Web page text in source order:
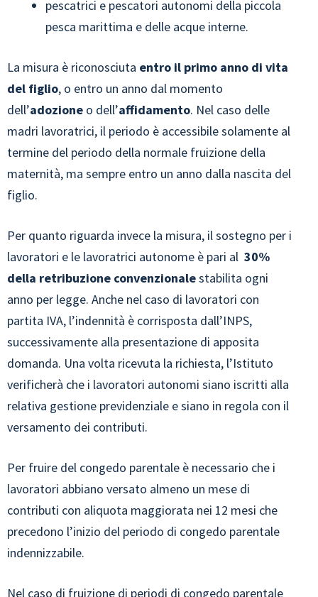
pescatrici e pescatori autonomi della piccola
pesca marittima e delle acque interne.
La misura è riconosciuta entro il primo anno di vita
del figlio, o entro un anno dal momento
dell’adozione o dell’affidamento. Nel caso delle
madri lavoratrici, il periodo è accessibile solamente al
termine del periodo della normale fruizione della
maternità, ma sempre entro un anno dalla nascita del
figlio.
Per quanto riguarda invece la misura, il sostegno per i
lavoratori e le lavoratrici autonome è pari al 30%
della retribuzione convenzionalestabilita ogni
anno per legge. Anche nel caso di lavoratori con
partita IVA, l’indennità è corrisposta dall’INPS,
successivamente alla presentazione di apposita
domanda. Una volta ricevuta la richiesta, l’Istituto
verificherà che i lavoratori autonomi siano iscritti alla
relativa gestione previdenziale e siano in regola con il
versamento dei contributi.
Per fruire del congedo parentale è necessario che i
lavoratori abbiano versato almeno un mese di
contributi con aliquota maggiorata nei 12 mesi che
precedono l’inizio del periodo di congedo parentale
indennizzabile.
Nel caso di fruizione di periodi di congedo parentale